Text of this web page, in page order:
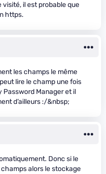
il est probable que
https.
les champs le même
lire le champ une fois
Password Manager et il
d’ailleurs :/&nbsp;
Donc si le
alors le stockage